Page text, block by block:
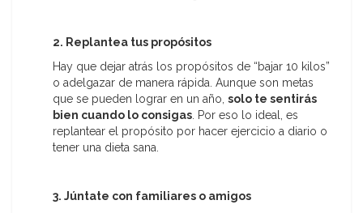
2. Replantea tus propósitos
Hay que dejar atrás los propósitos de “bajar 10 kilos”
o adelgazar de manera rápida. Aunque son metas
que se pueden lograr en un año, solo te sentirás
bien cuando lo consigas. Por eso lo ideal, es
replantear el propósito por hacer ejercicio a diario o
tener una dieta sana.
3. Júntate con familiares o amigos